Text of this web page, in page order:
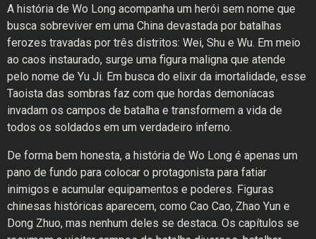
A história de Wo Long acompanha um herói sem nome que
busca sobreviver em uma China devastada por batalhas
ferozes travadas por três distritos: Wei, Shu e Wu. Em meio
ao caos instaurado, surge uma figura maligna que atende
pelo nome de Yu Ji. Em busca do elixir da imortalidade, esse
Taoista das sombras faz com que hordas demoníacas
invadam os campos de batalha e transformem a vida de
todos os soldados em um verdadeiro inferno.
De forma bem honesta, a história de Wo Long é apenas um
pano de fundo para colocar o protagonista para fatiar
inimigos e acumular equipamentos e poderes. Figuras
chinesas históricas aparecem, como Cao Cao, Zhao Yun e
Dong Zhuo, mas nenhum deles se destaca. Os capítulos se